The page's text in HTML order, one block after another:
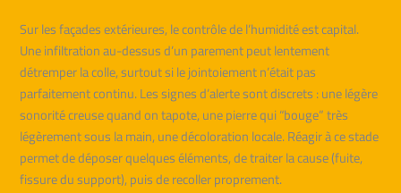
Sur les façades extérieures, le contrôle de l’humidité est capital.
Une infiltration au-dessus d’un parement peut lentement
détremper la colle, surtout si le jointoiement n’était pas
parfaitement continu. Les signes d’alerte sont discrets : une légère
sonorité creuse quand on tapote, une pierre qui “bouge” très
légèrement sous la main, une décoloration locale. Réagir à ce stade
permet de déposer quelques éléments, de traiter la cause (fuite,
fissure du support), puis de recoller proprement.